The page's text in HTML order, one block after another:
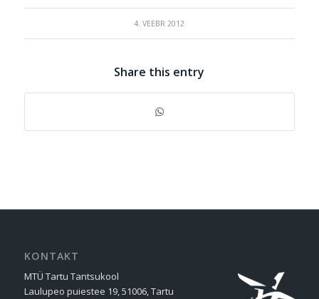
4. VEEBR 2012
Share this entry
KONTAKT
MTÜ Tartu Tantsukool
Laulupeo puiestee 19, 51006, Tartu